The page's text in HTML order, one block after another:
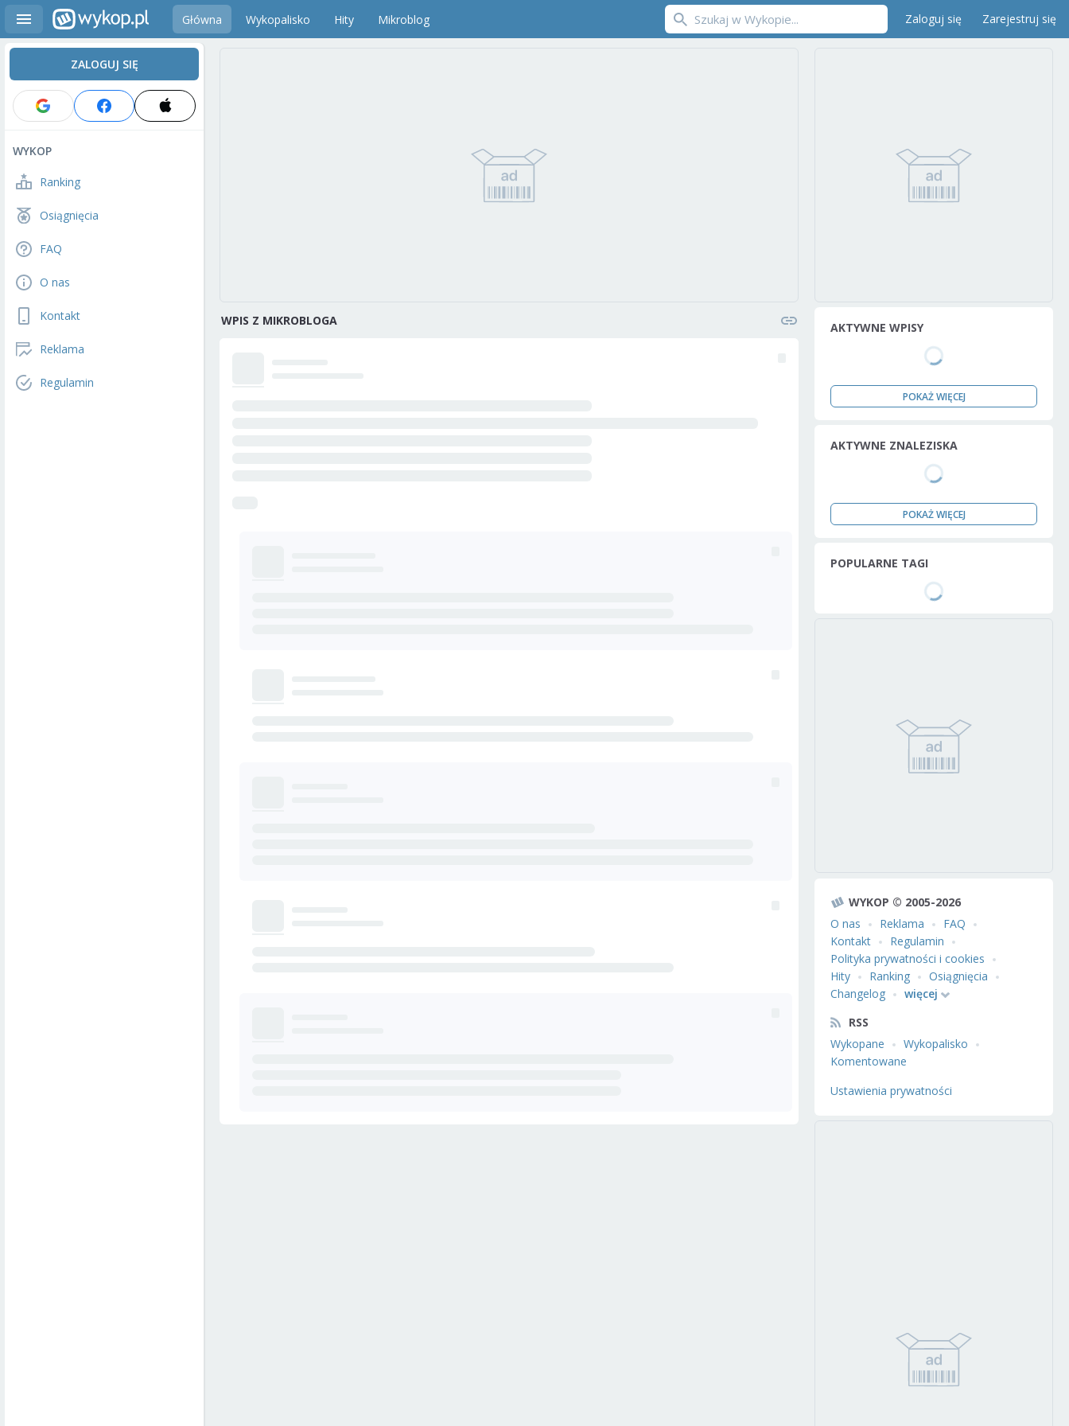
Główna Wykopalisko Hity Mikroblog Zaloguj się Zarejestruj się
ZALOGUJ SIĘ
WYKOP
Ranking
Osiągnięcia
FAQ
O nas
Kontakt
Reklama
Regulamin
WPIS Z MIKROBLOGA AKTYWNE WPISY
POKAŻ WIĘCEJ
AKTYWNE ZNALEZISKA
POKAŻ WIĘCEJ
POPULARNE TAGI
WYKOP © 2005-2026
O nas
Reklama
FAQ
Kontakt
Regulamin
Polityka prywatności i cookies
Hity
Ranking
Osiągnięcia
Changelog
więcej
RSS
Wykopane
Wykopalisko
Komentowane
Ustawienia prywatności